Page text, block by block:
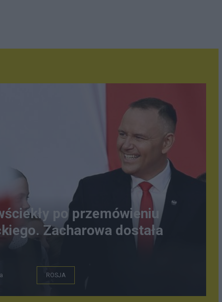
po przemówieniu
Zacharowa dostała
ROSJA